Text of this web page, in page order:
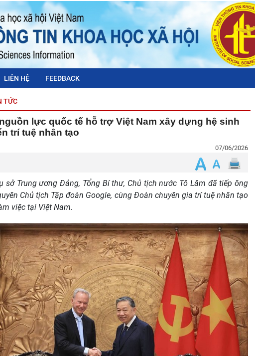
LIÊN HỆ FEEDBACK
TỨC
lực quốc tế hỗ trợ Việt Nam xây dựng hệ sinh
trí tuệ nhân tạo
07/06/2026
sở Trung ương Đảng, Tổng Bí thư, Chủ tịch nước Tô Lâm đã tiếp ông
Chủ tịch Tập đoàn Google, cùng Đoàn chuyên gia trí tuệ nhân tạo
việc tại Việt Nam.
Cambodge), tours à visages
du 3e étage Tượng 4 mặt ở tầng 2 và
Bayon (Angkor, Campuchia)